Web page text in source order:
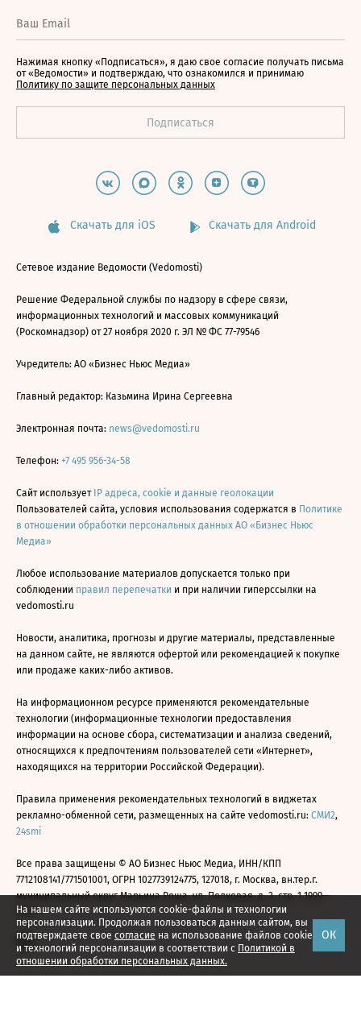
На нашем сайте используются cookie-файлы и технологии
персонализации. Продолжая пользоваться данным сайтом, вы
подтверждаете свое согласие на использование файлов cookie
и технологий персонализации в соответствии с Политикой в
отношении обработки персональных данных.
ОК
Нажимая кнопку «Подписаться», я даю свое согласие получать письма
от «Ведомости» и подтверждаю, что ознакомился и принимаю
Политику по защите персональных данных
Скачать для iOS Скачать для Android
Сетевое издание Ведомости (Vedomosti)
Решение Федеральной службы по надзору в сфере связи,
информационных технологий и массовых коммуникаций
(Роскомнадзор) от 27 ноября 2020 г. ЭЛ № ФС 77-79546
Учредитель: АО «Бизнес Ньюс Медиа»
Главный редактор: Казьмина Ирина Сергеевна
Электронная почта: news@vedomosti.ru
Телефон: +7 495 956-34-58
Сайт использует IP адреса, cookie и данные геолокации
Пользователей сайта, условия использования содержатся в Политике
в отношении обработки персональных данных АО «Бизнес Ньюс
Медиа»
Любое использование материалов допускается только при
соблюдении правил перепечатки и при наличии гиперссылки на
vedomosti.ru
Новости, аналитика, прогнозы и другие материалы, представленные
на данном сайте, не являются офертой или рекомендацией к покупке
или продаже каких-либо активов.
На информационном ресурсе применяются рекомендательные
технологии (информационные технологии предоставления
информации на основе сбора, систематизации и анализа сведений,
относящихся к предпочтениям пользователей сети «Интернет»,
находящихся на территории Российской Федерации).
Правила применения рекомендательных технологий в виджетах
рекламно-обменной сети, размещенных на сайте vedomosti.ru: СМИ2,
24smi
Все права защищены © АО Бизнес Ньюс Медиа, ИНН/КПП
7712108141/771501001, ОГРН 1027739124775, 127018, г. Москва, вн.тер.г.
муниципальный округ Марьина Роща, ул. Полковая, д. 3, стр. 1 1999—
2026